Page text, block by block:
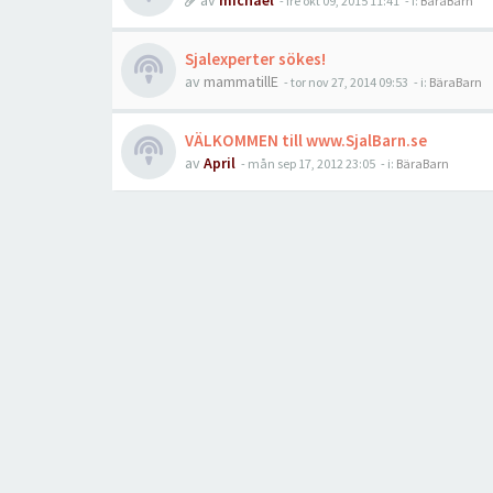
Sjalexperter sökes!
av mammatillE - tor nov 27, 2014 09:53 - i: BäraBarn
VÄLKOMMEN till www.SjalBarn.se
av April - mån sep 17, 2012 23:05 - i: BäraBarn